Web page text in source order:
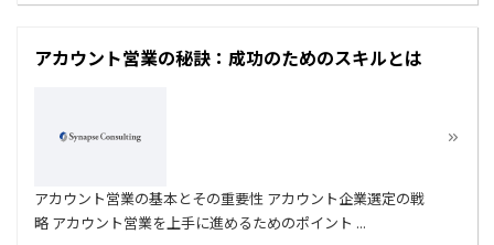
アカウント営業の秘訣：成功のためのスキルとは
アカウント営業の基本とその重要性 アカウント企業選定の戦
略 アカウント営業を上手に進めるためのポイント ...